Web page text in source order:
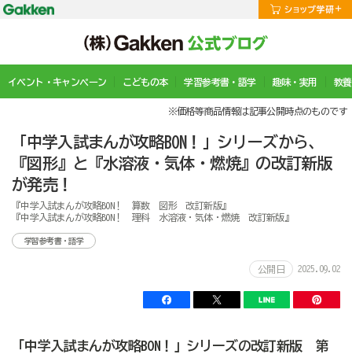
イベント・キャンペーン こどもの本 学習参考書・語学 趣味・実用 教
※価格等商品情報は記事公開時点のものです
「中学入試まんが攻略BON！」シリーズから、
『図形』と『水溶液・気体・燃焼』の改訂新版
が発売！
『中学入試まんが攻略BON！ 算数 図形 改訂新版』
『中学入試まんが攻略BON！ 理科 水溶液・気体・燃焼 改訂新版』
学習参考書・語学
公開日 2025.09.02
「中学入試まんが攻略BON！」シリーズの改訂新版 第